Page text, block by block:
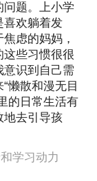
题。上小学
喜欢躺着发
虑的妈妈，
些习惯很很
意识到自己需
懒散和漫无目
的日常生活有
地去引导孩
学习动力